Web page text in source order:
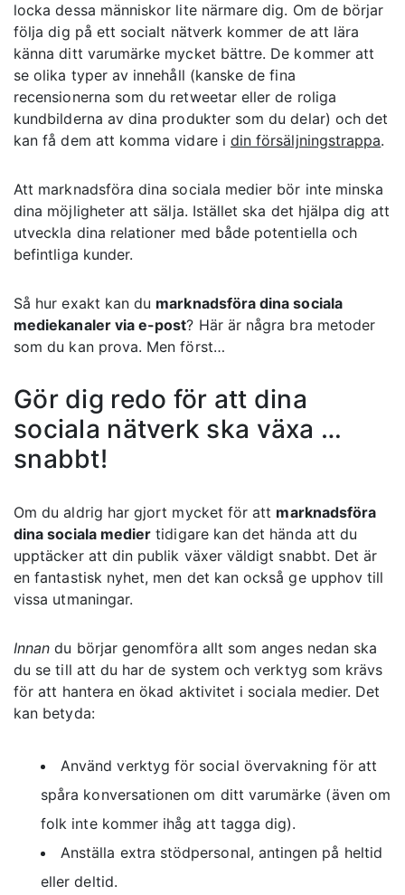
locka dessa människor lite närmare dig. Om de börjar
följa dig på ett socialt nätverk kommer de att lära
känna ditt varumärke mycket bättre. De kommer att
se olika typer av innehåll (kanske de fina
recensionerna som du retweetar eller de roliga
kundbilderna av dina produkter som du delar) och det
kan få dem att komma vidare i din försäljningstrappa.
Att marknadsföra dina sociala medier bör inte minska
dina möjligheter att sälja. Istället ska det hjälpa dig att
utveckla dina relationer med både potentiella och
befintliga kunder.
Så hur exakt kan du marknadsföra dina sociala
mediekanaler via e-post? Här är några bra metoder
som du kan prova. Men först…
Gör dig redo för att dina
sociala nätverk ska växa …
snabbt!
Om du aldrig har gjort mycket för att marknadsföra
dina sociala medier tidigare kan det hända att du
upptäcker att din publik växer väldigt snabbt. Det är
en fantastisk nyhet, men det kan också ge upphov till
vissa utmaningar.
Innan du börjar genomföra allt som anges nedan ska
du se till att du har de system och verktyg som krävs
för att hantera en ökad aktivitet i sociala medier. Det
kan betyda:
Användverktyg för social övervakning för att
spåra konversationen om ditt varumärke (även om
folk inte kommer ihåg att tagga dig).
Anställa extra stödpersonal, antingen på heltid
eller deltid.